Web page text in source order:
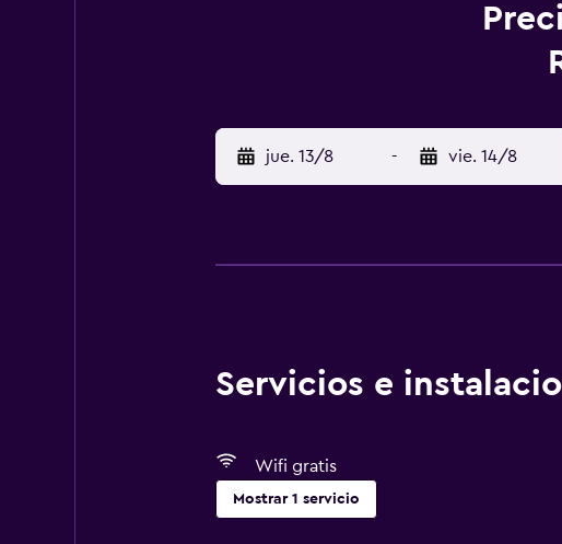
jue. 13/8 - vie. 14/8
Servicios e
Wifi gratis
Mostrar 1 servicio